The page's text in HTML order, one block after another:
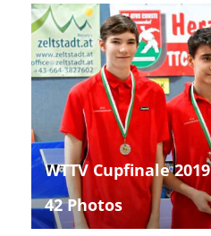
WTTV Cupfinale 2019
42 Photos